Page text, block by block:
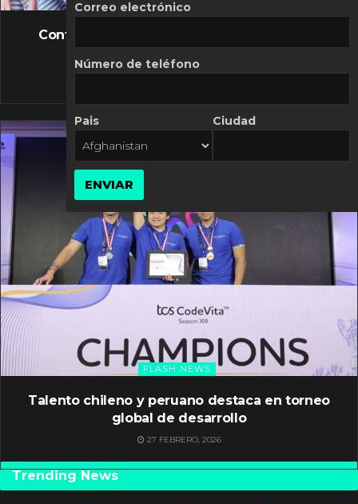
FLASH NEWS
Controversia de Mercado Libre por costos
10 MARZO, 2026
FLASH NEWS
Talento chileno y peruano destaca en torneo
global de desarrollo
27 FEBRERO, 2026
Trending News
Correo electrónico
Número de teléfono
Pais Ciudad
ENVIAR